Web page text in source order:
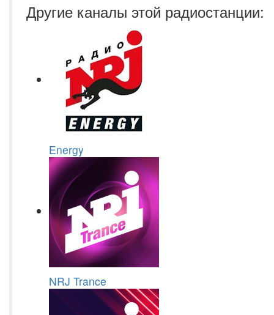
Другие каналы этой радиостанции:
Energy
NRJ Trance